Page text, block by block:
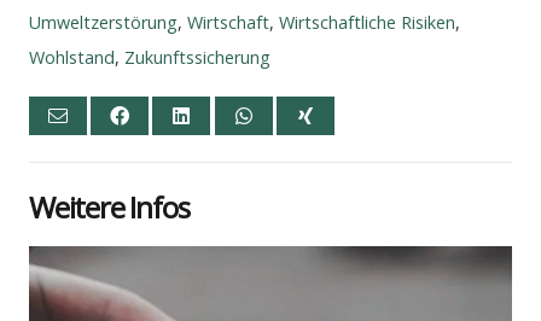
Umweltzerstörung, Wirtschaft, Wirtschaftliche Risiken,
Wohlstand, Zukunftssicherung
Wei­te­re Infos